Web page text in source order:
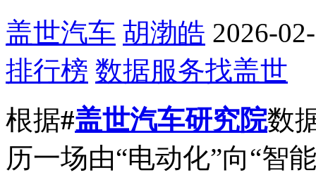
盖世汽车 胡渤皓 2026-
排行榜 数据服务找盖世
根据#盖世汽车研究院数
历一场由“电动化”向“智